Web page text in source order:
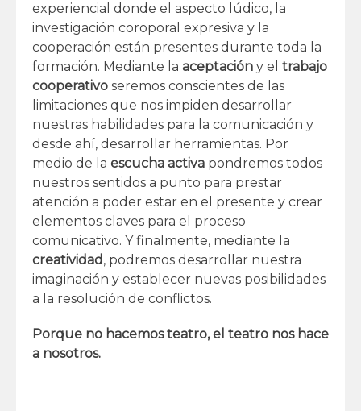
experiencial donde el aspecto lúdico, la
investigación coroporal expresiva y la
cooperación están presentes durante toda la
formación. Mediante la aceptación y el trabajo
cooperativo seremos conscientes de las
limitaciones que nos impiden desarrollar
nuestras habilidades para la comunicación y
desde ahí, desarrollar herramientas. Por
medio de la escucha activa pondremos todos
nuestros sentidos a punto para prestar
atención a poder estar en el presente y crear
elementos claves para el proceso
comunicativo. Y finalmente, mediante la
creatividad, podremos desarrollar nuestra
imaginación y establecer nuevas posibilidades
a la resolución de conflictos.
Porque no hacemos teatro, el teatro nos hace
a nosotros.